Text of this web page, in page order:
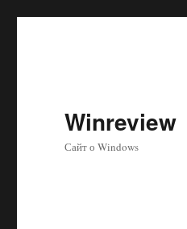
Winreview
Сайт о Windows